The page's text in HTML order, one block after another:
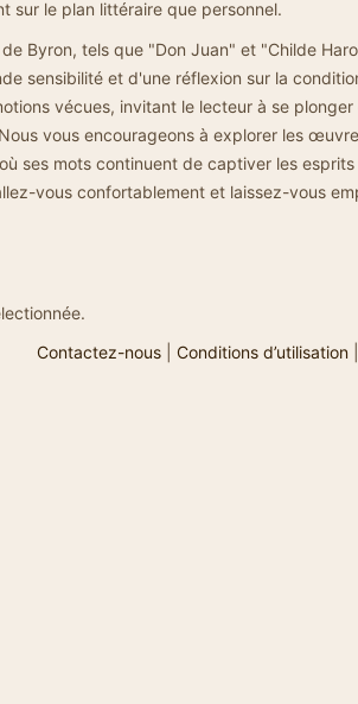
sur le plan littéraire que personnel.
Byron, tels que "Don Juan" et "Childe
sensibilité et d'une réflexion sur la
vécues, invitant le lecteur à se
vous encourageons à explorer les
ses mots continuent de captiver les
vous confortablement et laissez-vous
Contactez-nous| Conditions d’utilisation|